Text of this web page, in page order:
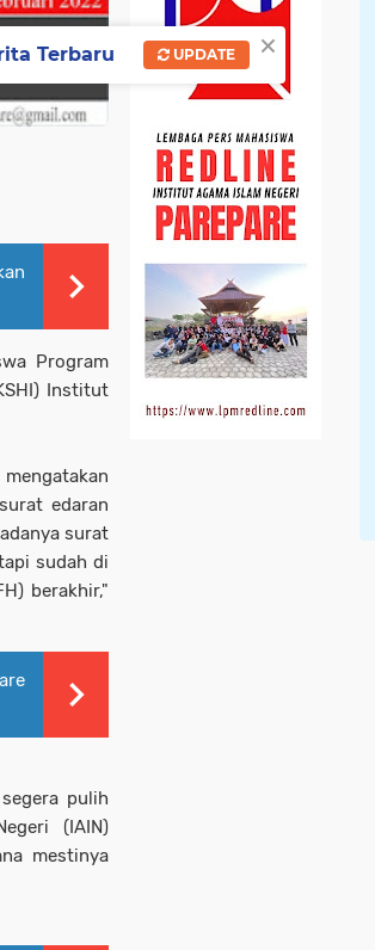
Program
Institut
edaran
surat
sudah di
berakhir,"
pulih
(IAIN)
mestinya
×
Terbaru UPDATE